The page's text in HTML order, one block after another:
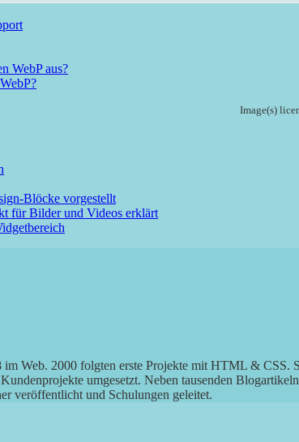
WebP aus?
Image(s)
Blöcke vorgestellt
für Bilder und Videos erklärt
im Web. 2000 folgten erste Projekte mit HTML & CSS.
umgesetzt. Neben tausenden
veröffentlicht und Schulungen geleitet.